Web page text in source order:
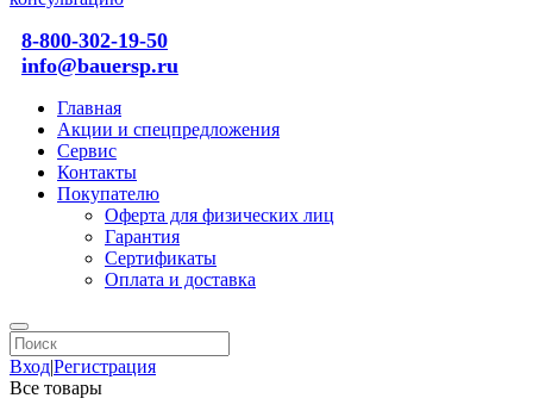
8-800-302-19-50
info@bauersp.ru
Главная
Акции и спецпредложения
Сервис
Контакты
Покупателю
Оферта для физических лиц
Гарантия
Сертификаты
Оплата и доставка
Вход|Регистрация
Все товары